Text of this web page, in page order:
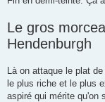
Le gros
Hendenburgh
Là on attaque le plat de
le plus riche et le plus
aspiré qui mérite qu'on